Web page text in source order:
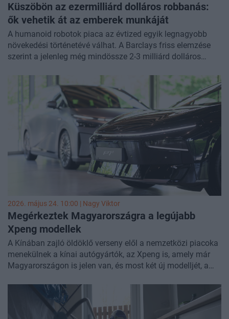
Küszöbön az ezermilliárd dolláros robbanás:
ők vehetik át az emberek munkáját
A humanoid robotok piaca az évtized egyik legnagyobb
növekedési történetévé válhat. A Barclays friss elemzése
szerint a jelenleg még mindössze 2-3 milliárd dolláros
más szakértők pedig akár ezermilliárd dolláros piacot is
vizionálnak. Eközben Kína már most uralja a gyártást és a
telepítést, az Egyesült Államok pedig jelentős
lemaradásban van, jelentette aCnbc.
2026. május 24. 10:00 | Nagy Viktor
Megérkeztek Magyarországra a legújabb
Xpeng modellek
A Kínában zajló öldöklő verseny elől a nemzetközi piacoka
menekülnek a kínai autógyártók, az Xpeng is, amely már
Magyarországon is jelen van, és most két új modelljét, a
próbálhattuk a Szentendre körüli utakon, mutatjuk, mit
érdemes tudni az új autókról, és milyen volt vezetni a